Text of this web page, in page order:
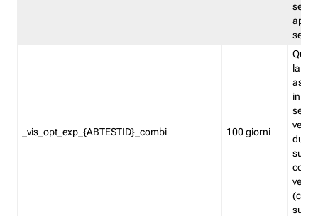
_vis_opt_exp_{ABTESTID}_combi 100 giorni
la
in